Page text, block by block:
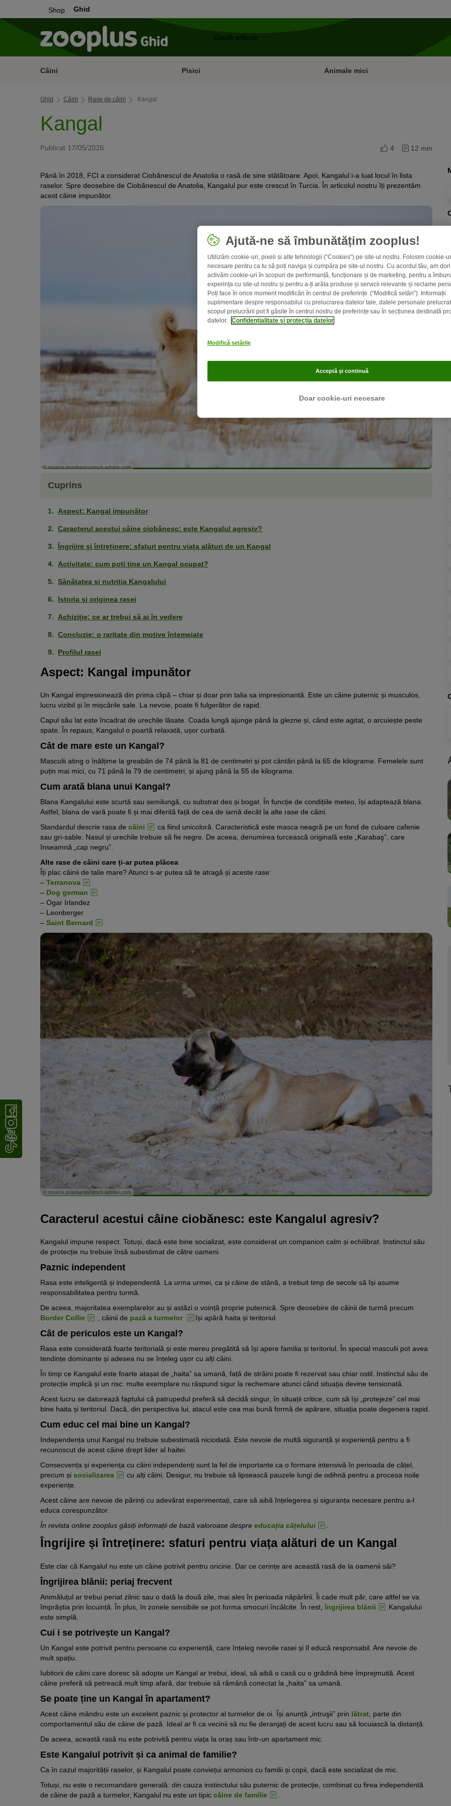
Shop Ghid
Câini Pisici Animale mici
Ghid Câini Rase de câini Kangal
Kangal
Publicat 17/05/2026 4 12 min
Până în 2018, FCI a considerat Ciobănescul de Anatolia o rasă de sine stătătoare. Apoi, Kangalul i-a luat locul în lista
raselor. Spre deosebire de Ciobănescul de Anatolia, Kangalul pur este crescut în Turcia. În articolul nostru îți prezentăm
acest câine impunător.
© roxana.dorobantu/stock.adobe.com
Cuprins
Aspect: Kangal impunător
Caracterul acestui câine ciobănesc: este Kangalul agresiv?
Îngrijire și întreținere: sfaturi pentru viața alături de un Kangal
Activitate: cum poți ține un Kangal ocupat?
Sănătatea și nutriția Kangalului
Istoria și originea rasei
Achiziție: ce ar trebui să ai în vedere
Concluzie: o raritate din motive întemeiate
Profilul rasei
Aspect: Kangal impunător
Un Kangal impresionează din prima clipă – chiar și doar prin talia sa impresionantă. Este un câine puternic și musculos,
lucru vizibil și în mișcările sale. La nevoie, poate fi fulgerător de rapid.
Capul său lat este încadrat de urechile lăsate. Coada lungă ajunge până la glezne și, când este agitat, o arcuiește peste
spate. În repaus, Kangalul o poartă relaxată, ușor curbată.
Cât de mare este un Kangal?
Masculii ating o înălțime la greabăn de 74 până la 81 de centimetri și pot cântări până la 65 de kilograme. Femelele sunt
puțin mai mici, cu 71 până la 79 de centimetri, și ajung până la 55 de kilograme.
Cum arată blana unui Kangal?
Blana Kangalului este scurtă sau semilungă, cu substrat des și bogat. În funcție de condițiile meteo, își adaptează blana.
Astfel, blana de vară poate fi și mai diferită față de cea de iarnă decât la alte rase de câini.
Standardul descrie rasa de câini
ca fiind unicoloră. Caracteristică este masca neagră pe un fond de culoare cafenie
sau gri-sable. Nasul și urechile trebuie să fie negre. De aceea, denumirea turcească originală este „Karabaş”, care
înseamnă „cap negru”.
Alte rase de câini care ți-ar putea plăcea
Îți plac câinii de talie mare? Atunci s-ar putea să te atragă și aceste rase:
– Terranova
– Dog german
– Ogar Irlandez
– Leonberger
– Saint Bernard
© roxana.dorobantu/stock.adobe.com
Caracterul acestui câine ciobănesc: este Kangalul agresiv?
Kangalul impune respect. Totuși, dacă este bine socializat, este considerat un companion calm și echilibrat. Instinctul său
de protecție nu trebuie însă subestimat de către oameni.
Paznic independent
Rasa este inteligentă și independentă. La urma urmei, ca și câine de stână, a trebuit timp de secole să își asume
responsabilitatea pentru turmă.
De aceea, majoritatea exemplarelor au și astăzi o voință proprie puternică. Spre deosebire de câinii de turmă precum
Border Collie
, câinii de pază a turmelor își apără haita și teritoriul.
Cât de periculos este un Kangal?
Rasa este considerată foarte teritorială și este mereu pregătită să își apere familia și teritoriul. În special masculii pot avea
tendințe dominante și adesea nu se înțeleg ușor cu alți câini.
În timp ce Kangalul este foarte atașat de „haita” sa umană, față de străini poate fi rezervat sau chiar ostil. Instinctul său de
protecție implică și un risc: multe exemplare nu răspund sigur la rechemare atunci când situația devine tensionată.
Acest lucru se datorează faptului că patrupedul preferă să decidă singur, în situații critice, cum să își „protejeze” cel mai
bine haita și teritoriul. Dacă, din perspectiva lui, atacul este cea mai bună formă de apărare, situația poate degenera rapid.
Cum educ cel mai bine un Kangal?
Independența unui Kangal nu trebuie subestimată niciodată. Este nevoie de multă siguranță și experiență pentru a fi
recunoscut de acest câine drept lider al haitei.
Consecvența și experiența cu câini independenți sunt la fel de importante ca o formare intensivă în perioada de cățel,
precum și socializarea
cu alți câini. Desigur, nu trebuie să lipsească pauzele lungi de odihnă pentru a procesa noile
experiențe.
Acest câine are nevoie de părinți cu adevărat experimentați, care să aibă înțelegerea și siguranța necesare pentru a-l
educa corespunzător.
În revista online zooplus găsiți informații de bază valoroase despre educația cățelului .
Îngrijire și întreținere: sfaturi pentru viața alături de un Kangal
Este clar că Kangalul nu este un câine potrivit pentru oricine. Dar ce cerințe are această rasă de la oamenii săi?
Îngrijirea blănii: periaj frecvent
Animăluțul ar trebui periat zilnic sau o dată la două zile, mai ales în perioada năpârlirii. Îi cade mult păr, care altfel se va
împrăștia prin locuință. În plus, în zonele sensibile se pot forma smocuri încâlcite. În rest,îngrijirea blănii
Kangalului
este simplă.
Cui i se potrivește un Kangal?
Un Kangal este potrivit pentru persoane cu experiență, care înțeleg nevoile rasei și îl educă responsabil. Are nevoie de
mult spațiu.
Iubitorii de câini care doresc să adopte un Kangal ar trebui, ideal, să aibă o casă cu o grădină bine împrejmuită. Acest
câine preferă să petreacă mult timp afară, dar trebuie să rămână conectat la „haita” sa umană.
Se poate ține un Kangal în apartament?
Acest câine mândru este un excelent paznic și protector al turmelor de oi. Își anunță „intruşii” prin lătrat , parte din
comportamentul său de câine de pază. Ideal ar fi ca vecinii să nu fie deranjați de acest lucru sau să locuiască la distanță.
De aceea, această rasă nu este potrivită pentru viața la oraș sau într-un apartament mic.
Este Kangalul potrivit și ca animal de familie?
Ca în cazul majorității raselor, și Kangalul poate conviețui armonios cu familii și copii, dacă este socializat de mic.
Totuși, nu este o recomandare generală: din cauza instinctului său puternic de protecție, combinat cu firea independentă
de câine de pază a turmelor, Kangalul nu este un tipic câine de familie
Ajută-ne să îmbunătățim zooplus!
Utilizăm cookie-uri, pixeli si alte tehnologii (“Cookies”) pe site-ul nostru. Folosim cookie-
necesare pentru ca tu să poți naviga și cumpăra pe site-ul nostru. Cu acordul tău, am
activăm cookie-uri în scopuri de performanță, funcționare și de marketing, pentru a
experința cu site-ul nostru și pentru a-ți arăta produse și servicii relevante și reclame
Poți face în orice moment modificări în centrul de preferințe (“Modifică setări”). Informații
suplimentare despre responsabilul cu prelucrarea datelor tale, datele personale
scopul prelucrării pot fi găsite în centrul nostru de preferințe sau în secțiunea destinată
datelor. Confidențialitate și protecția datelor
Modifică setările
Doar cookie-uri necesare
Acceptă și continuă